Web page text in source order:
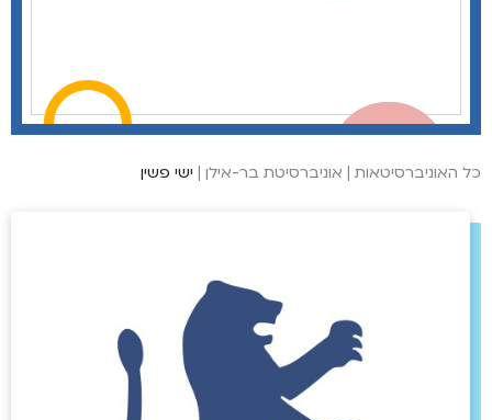
כל האוניברסיטאות | אוניברסיטת בר-אילן | ישי פשין